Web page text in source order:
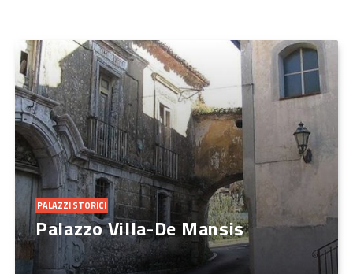
PALAZZI STORICI
Palazzo Villa-De Mansis